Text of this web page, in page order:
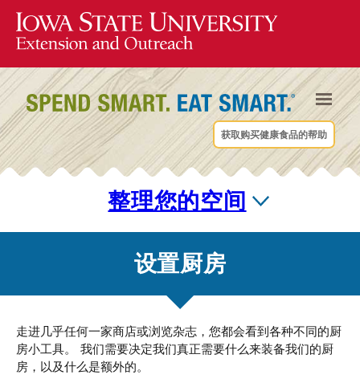
获取购买健康食品的帮助
整理您的空间
设置厨房
走进几乎任何一家商店或浏览杂志，您都会看到各种不同的厨
房小工具。 我们需要决定我们真正需要什么来装备我们的厨
房，以及什么是额外的。